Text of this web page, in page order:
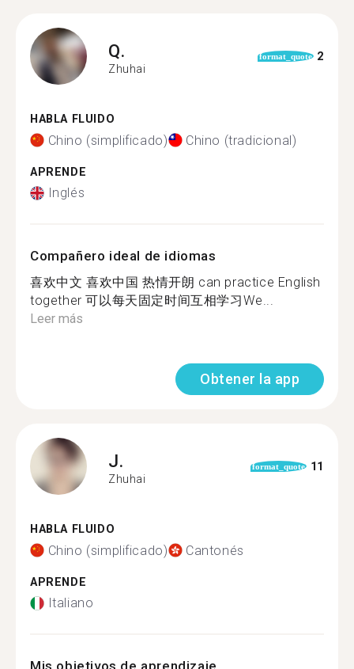
Q.
Zhuhai
format_quote 2
HABLA FLUIDO
Chino (simplificado) Chino (tradicional)
APRENDE
Inglés
Compañero ideal de idiomas
喜欢中文 喜欢中国 热情开朗 can practice English
together 可以每天固定时间互相学习We...
Leer más
Obtener la app
J.
Zhuhai
format_quote 11
HABLA FLUIDO
Chino (simplificado) Cantonés
APRENDE
Italiano
Mis objetivos de aprendizaje